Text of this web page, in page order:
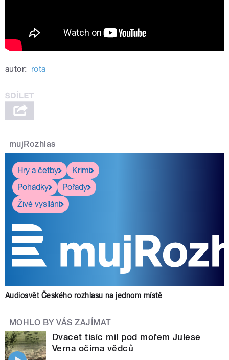
autor: rota
mujRozhlas
Hry a četby
Krimi
Pohádky
Pořady
Živé vysílání
Audiosvět Českého rozhlasu na jednom místě
MOHLO BY VÁS ZAJÍMAT
Dvacet tisíc mil pod mořem Julese
Verna očima vědců